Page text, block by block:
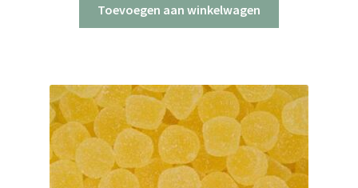
Toevoegen aan winkelwagen